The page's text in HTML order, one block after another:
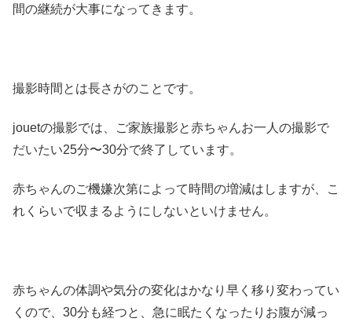
間の継続が大事になってきます。
撮影時間とは長さがのことです。
jouetの撮影では、ご家族撮影と赤ちゃんお一人の撮影で
だいたい25分〜30分で終了しています。
赤ちゃんのご機嫌次第によって時間の増減はしますが、こ
れくらいで収まるようにしないといけません。
赤ちゃんの体調や気分の変化はかなり早く移り変わってい
くので、30分も経つと、急に眠たくなったりお腹が減っ